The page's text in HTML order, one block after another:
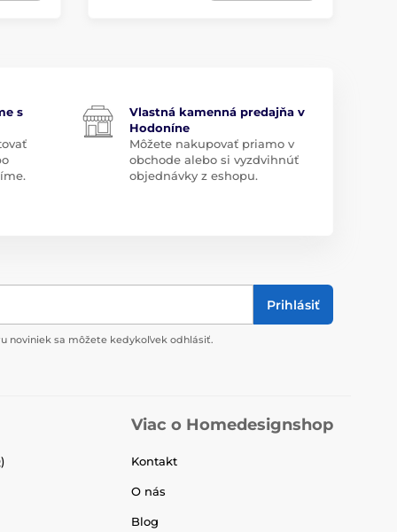
s
Vlastná kamenná predajňa v
Hodoníne
Môžete nakupovať priamo v
obchode alebo si vyzdvihnúť
objednávky z eshopu.
Prihlásiť
noviniek sa môžete kedykoľvek odhlásiť.
Viac o Homedesignshop
Kontakt
O nás
Blog